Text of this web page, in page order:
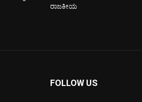
ರಾಜಕೀಯ
FOLLOW US